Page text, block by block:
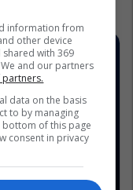
information from
other device
with 369
and our partners
partners.
data on the basis
to by managing
of this page
consent in privacy